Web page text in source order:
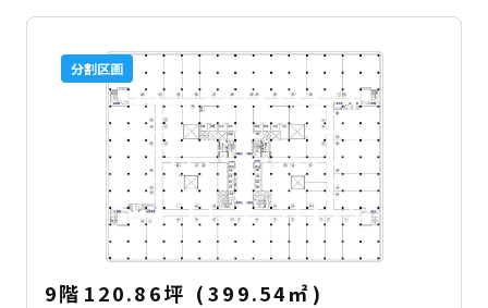
分割区画
9階 120.86坪 ( 399.54㎡ )